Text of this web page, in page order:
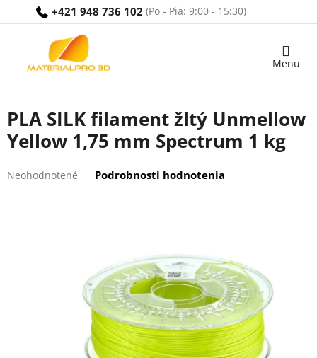
+421 948 736 102
Nákupný
PLA SILK filament žltý Unmellow
Yellow 1,75 mm Spectrum 1 kg
hodnotenie
Neohodnotené Podrobnosti hodnotenia